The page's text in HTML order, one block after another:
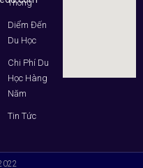
Thông
Diểm Đến
Du Học
Chi Phí Du
Học Hàng
Năm
Tin Tức